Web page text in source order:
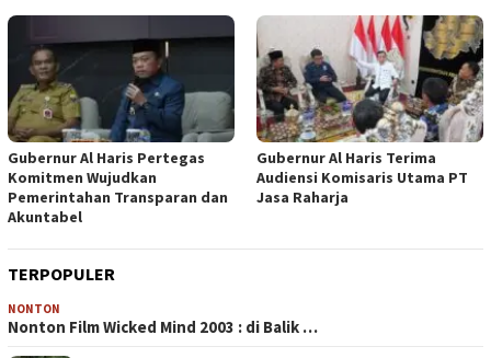
Gubernur Al Haris Pertegas
Komitmen Wujudkan
Pemerintahan Transparan dan
Akuntabel
Gubernur Al Haris Terima
Audiensi Komisaris Utama PT
Jasa Raharja
TERPOPULER
NONTON
Nonton Film Wicked Mind 2003 : di Balik …